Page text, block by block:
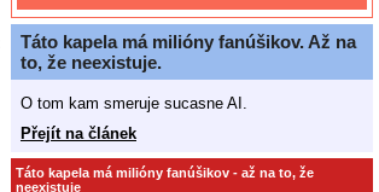
Táto kapela má milióny fanúšikov. Až na
to, že neexistuje.
O tom kam smeruje sucasne AI.
Přejít na článek
Táto kapela má milióny fanúšikov - až na to, že
neexistuje